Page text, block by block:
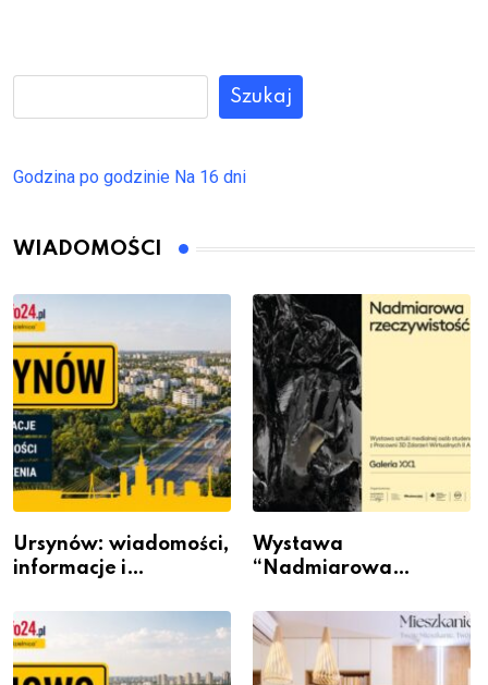
Szukaj
Godzina po godzinie Na 16 dni
WIADOMOŚCI
Ursynów: wiadomości,
informacje i
Wystawa
“Nadmiarowa
Galerii XX1